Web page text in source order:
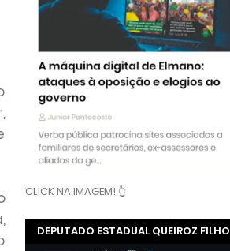
CLICK NA IMAGEM! 👆
DEPUTADO ESTADUAL QUEIROZ FILHO